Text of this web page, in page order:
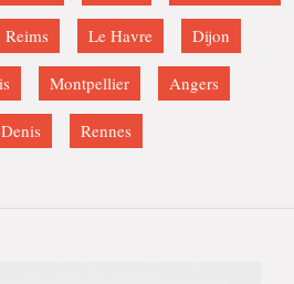
Reims Le Havre Dijon
Montpellier Angers
Rennes